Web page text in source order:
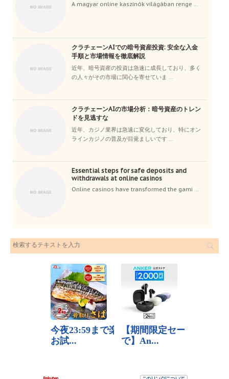
A magyar online kaszinók világában renge ...
クラチェーンAIでの暗号資産投資: 安全な入金
手順と市場情報を徹底解説
近年、暗号資産の投資は急速に成長しており、多く
の人々がその市場に関心を寄せていま ...
クラチェーンAIの市場分析：暗号資産のトレン
ドを見逃すな
近年、カジノ業界は急速に変化しており、特にオン
ラインカジノの普及が目覚ましいです ...
Essential steps for safe deposits and
withdrawals at online casinos
Online casinos have transformed the gami ...